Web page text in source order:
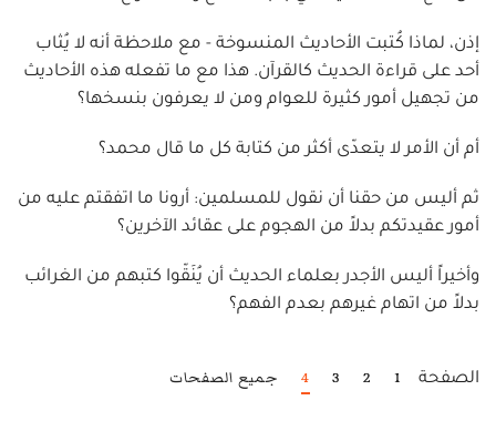
إذن، لماذا كُتبت الأحاديث المنسوخة - مع ملاحظة أنه لا يُثاب
أحد على قراءة الحديث كالقرآن. هذا مع ما تفعله هذه الأحاديث
من تجهيل أمور كثيرة للعوام ومن لا يعرفون بنسخها؟
أم أن الأمر لا يتعدّى أكثر من كتابة كل ما قال محمد؟
ثم أليس من حقنا أن نقول للمسلمين: أرونا ما اتفقتم عليه من
أمور عقيدتكم بدلاً من الهجوم على عقائد الآخرين؟
وأخيراً أليس الأجدر بعلماء الحديث أن يُنَقّوا كتبهم من الغرائب
بدلاً من اتهام غيرهم بعدم الفهم؟
الصفحة 1
2
3
4 جميع الصفحات